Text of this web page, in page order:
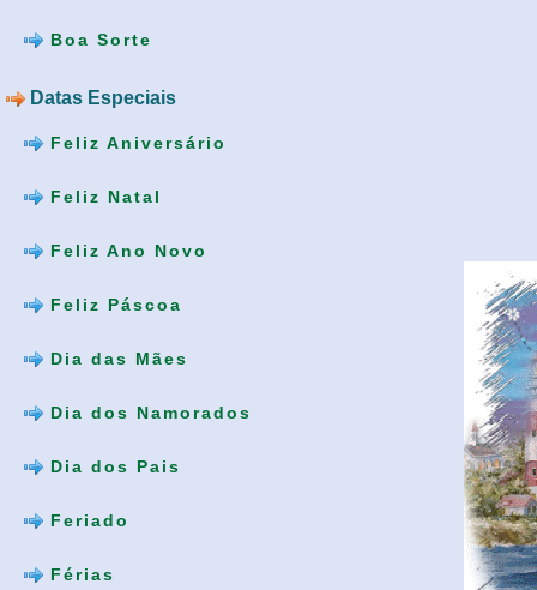
Boa Sorte
Datas Especiais
Feliz Aniversário
Feliz Natal
Feliz Ano Novo
Feliz Páscoa
Dia das Mães
Dia dos Namorados
Dia dos Pais
Feriado
Férias